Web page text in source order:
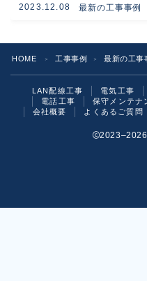
2023.12.08 最新の工事事例
HOME ＞ 工事事例 ＞ 最新の工事
LAN配線工事 電気工事
電話工事
保守メンテナ
会社概要
よくあるご質問